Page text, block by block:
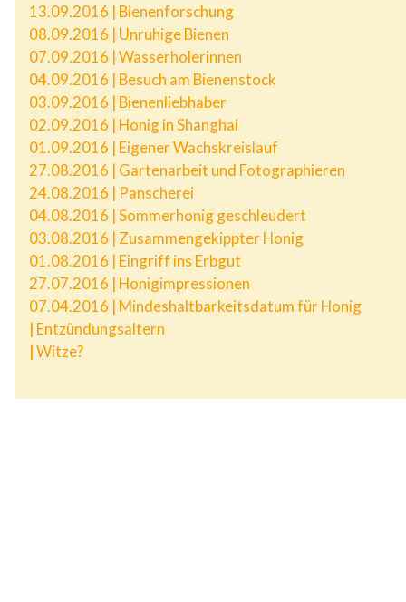
13.09.2016 | Bienenforschung
08.09.2016 | Unruhige Bienen
07.09.2016 | Wasserholerinnen
04.09.2016 | Besuch am Bienenstock
03.09.2016 | Bienenliebhaber
02.09.2016 | Honig in Shanghai
01.09.2016 | Eigener Wachskreislauf
27.08.2016 | Gartenarbeit und Fotographieren
24.08.2016 | Panscherei
04.08.2016 | Sommerhonig geschleudert
03.08.2016 | Zusammengekippter Honig
01.08.2016 | Eingriff ins Erbgut
27.07.2016 | Honigimpressionen
07.04.2016 | Mindeshaltbarkeitsdatum für Honig
| Entzündungsaltern
| Witze?